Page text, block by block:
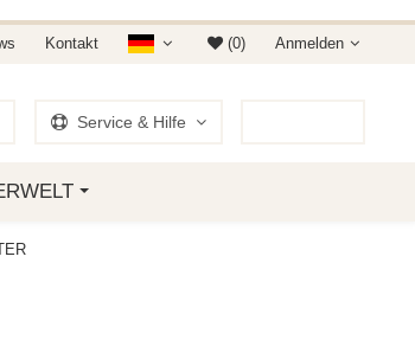
Kontakt (0) Anmelden
Service & Hilfe